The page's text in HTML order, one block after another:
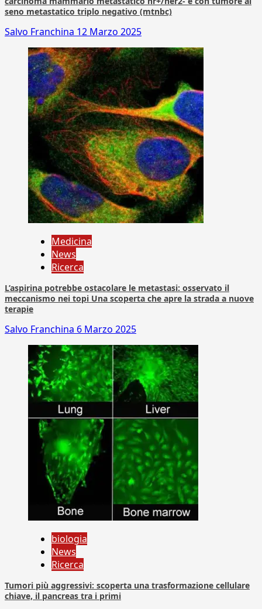
seno metastatico triplo negativo (mtnbc)
Salvo Franchina 12 Marzo 2025
Medicina
News
Ricerca
L’aspirina potrebbe ostacolare le metastasi: osservato il
meccanismo nei topi Una scoperta che apre la strada a nuove
terapie
Salvo Franchina 6 Marzo 2025
biologia
News
Ricerca
Tumori più aggressivi: scoperta una trasformazione cellulare
chiave, il pancreas tra i primi